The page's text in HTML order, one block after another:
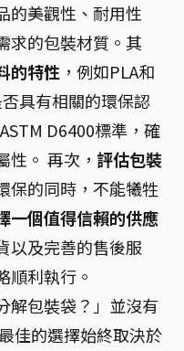
的美觀性、耐用性
求的包裝材質。其
的特性 ，例如PLA和
具有相關的環保認
D6400標準，確
。 再次， 評估包裝
保的同時，不能犧牲
一個值得信賴的供應
以及完善的售後服
順利執行。
解包裝袋？」並沒有
佳的選擇始終取決於